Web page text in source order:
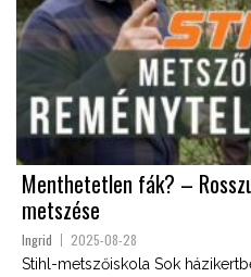
Menthetetlen fák? –
metszése
Ingrid 2025-08-28
Stihl-metszőiskola Sok